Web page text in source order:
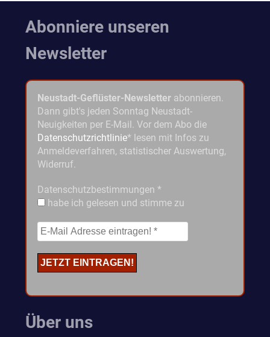
Abonniere unseren
Newsletter
Neustadt-Geflüster-Newsletter abonnieren.
Dann gibt's jeden Sonntag Neustadt-
Neuigkeiten per E-Mail. Vor dem Abo die
Datenschutzrichtlinie* lesen mit Infos zu
Anmeldeverfahren, statistischer Auswertung,
Widerruf.
Datenschutzbestimmungen *
habe ich gelesen und stimme zu
Über uns